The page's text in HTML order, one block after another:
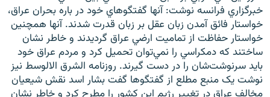
خبرگزاري فرانسه نوشت: آنها گفتگوهاي خود در باره بحران عراق،
خواستار فائق آمدن زبان عقل بر زبان قدرت شدند. آنها همچنين
خواستار حفاظت از تماميت ارضي عراق گرديدند و خاطر نشان
ساختند که دمکراسي را نمي‌توان تحميل کرد و مردم عراق خود
بايد سرنوشت‌شان را در دست گيرند. روزنامه الشرق الالوسط نيز
نوشت يک منبع مطلع از گفتگوها گفت بشار اسد نقش شيعيان